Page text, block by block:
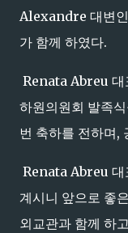
Alexandre 대변인
가 함께 하였다.
Renata Abreu 대
하원의원회 발족
번 축하를 전하며,
Renata Abreu 대
계시니 앞으로 좋
외교관과 함께 하